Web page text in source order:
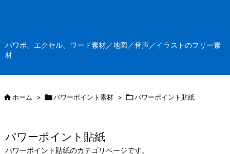
パワポ、エクセル、ワード素材／地図／音声／イラストのフリー素
材
ホーム > パワーポイント素材 > パワーポイント貼紙
パワーポイント貼紙
パワーポイント貼紙のカテゴリページです。